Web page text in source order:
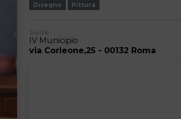
Disegno Pittura
IV Municipio
via Corleone,25 - 00132 Roma